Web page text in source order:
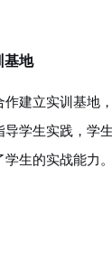
基地
建立实训基地
学生实践，学
生的实战能力。